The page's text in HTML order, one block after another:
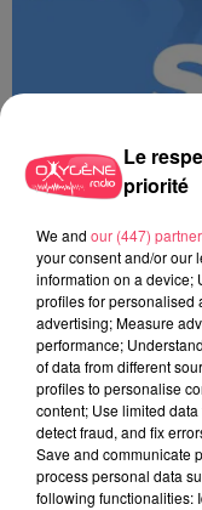
MAGSPORT SOIR 49 07/
Le
priorité
We and our (447)
your consent and/or our
information on a device;
profiles for personalised
advertising; Measure
performance;
of data from different
profiles to personalise
content; Use limited
detect fraud, and fix
Save and communicate
process personal data
following functionalities: